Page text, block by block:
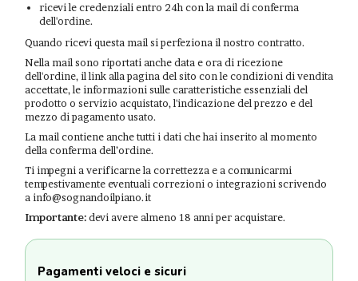
ricevi le credenziali entro 24h con la mail di conferma
dell'ordine.
Quando ricevi questa mail si perfeziona il nostro contratto.
Nella mail sono riportati anche data e ora di ricezione
dell'ordine, il link alla pagina del sito con le condizioni di vendita
accettate, le informazioni sulle caratteristiche essenziali del
prodotto o servizio acquistato, l'indicazione del prezzo e del
mezzo di pagamento usato.
La mail contiene anche tutti i dati che hai inserito al momento
della conferma dell’ordine.
Ti impegni a verificarne la correttezza e a comunicarmi
tempestivamente eventuali correzioni o integrazioni scrivendo
a info@sognandoilpiano.it
Importante: devi avere almeno 18 anni per acquistare.
Pagamenti veloci e sicuri